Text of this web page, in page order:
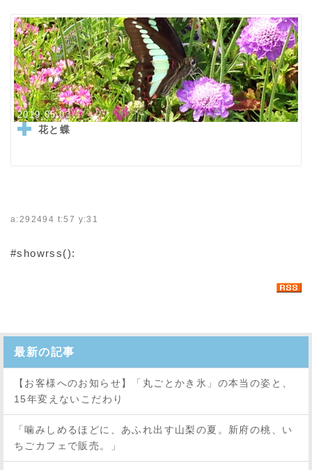
2019.05.03
花と蝶
a:292494 t:57 y:31
#showrss():
最新の記事
【お客様へのお知らせ】「丸ごとかき氷」の本当の姿と、
15年変えないこだわり
「噛みしめるほどに、あふれ出す山梨の夏。新府の桃、い
ちごカフェで販売。」